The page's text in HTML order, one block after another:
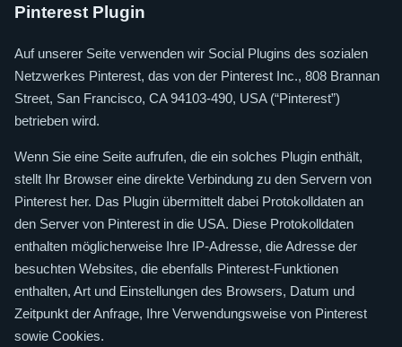
Pinterest Plugin
Auf unserer Seite verwenden wir Social Plugins des sozialen
Netzwerkes Pinterest, das von der Pinterest Inc., 808 Brannan
Street, San Francisco, CA 94103-490, USA (“Pinterest”)
betrieben wird.
Wenn Sie eine Seite aufrufen, die ein solches Plugin enthält,
stellt Ihr Browser eine direkte Verbindung zu den Servern von
Pinterest her. Das Plugin übermittelt dabei Protokolldaten an
den Server von Pinterest in die USA. Diese Protokolldaten
enthalten möglicherweise Ihre IP-Adresse, die Adresse der
besuchten Websites, die ebenfalls Pinterest-Funktionen
enthalten, Art und Einstellungen des Browsers, Datum und
Zeitpunkt der Anfrage, Ihre Verwendungsweise von Pinterest
sowie Cookies.